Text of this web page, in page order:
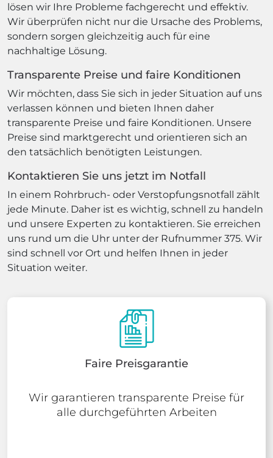
lösen wir Ihre Probleme fachgerecht und effektiv.
Wir überprüfen nicht nur die Ursache des Problems,
sondern sorgen gleichzeitig auch für eine
nachhaltige Lösung.
Transparente Preise und faire Konditionen
Wir möchten, dass Sie sich in jeder Situation auf uns
verlassen können und bieten Ihnen daher
transparente Preise und faire Konditionen. Unsere
Preise sind marktgerecht und orientieren sich an
den tatsächlich benötigten Leistungen.
Kontaktieren Sie uns jetzt im Notfall
In einem Rohrbruch- oder Verstopfungsnotfall zählt
jede Minute. Daher ist es wichtig, schnell zu handeln
und unsere Experten zu kontaktieren. Sie erreichen
uns rund um die Uhr unter der Rufnummer 375. Wir
sind schnell vor Ort und helfen Ihnen in jeder
Situation weiter.
Faire Preisgarantie
Wir garantieren transparente Preise für
alle durchgeführten Arbeiten